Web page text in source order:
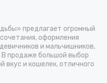
предлагает огромный
оформления
и мальчишников,
продаже большой выбор
вкус и кошелек, отличного